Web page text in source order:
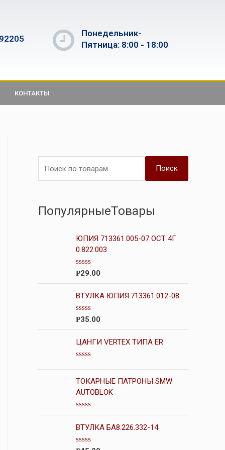
Понедельник-
Пятница: 8:00 - 18:00
КОНТАКТЫ
Поиск
ПопулярныеТовары
ЮПИЯ 713361.005-07 ОСТ 4Г
0.822.003
О
н
а
0
з
5
Р29.00
ВТУЛКА ЮПИЯ.713361.012-08
О
н
а
и
з
5
Р35.00
ЦАНГИ VERTEX ТИПА ER
ц
е
к
а
и
з
5
ТОКАРНЫЕ ПАТРОНЫ SMW
AUTOBLOK
О
ц
е
н
ВТУЛКА БА8.226.332-14